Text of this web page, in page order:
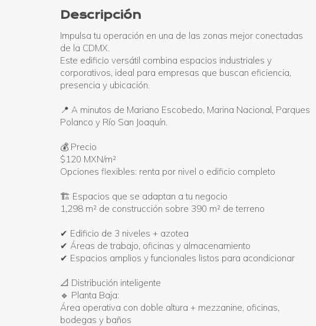
Descripción
Impulsa tu operación en una de las zonas mejor conectadas
de la CDMX.
Este edificio versátil combina espacios industriales y
corporativos, ideal para empresas que buscan eficiencia,
presencia y ubicación.
📍 A minutos de Mariano Escobedo, Marina Nacional, Parques
Polanco y Río San Joaquín.
💰 Precio
$120 MXN/m²
Opciones flexibles: renta por nivel o edificio completo
🏗️ Espacios que se adaptan a tu negocio
1,298 m² de construcción sobre 390 m² de terreno
✔ Edificio de 3 niveles + azotea
✔ Áreas de trabajo, oficinas y almacenamiento
✔ Espacios amplios y funcionales listos para acondicionar
📐 Distribución inteligente
🔹 Planta Baja:
Área operativa con doble altura + mezzanine, oficinas,
bodegas y baños